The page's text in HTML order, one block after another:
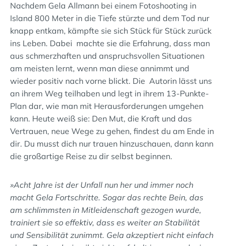
Nachdem Gela Allmann bei einem Fotoshooting in
Island 800 Meter in die Tiefe stürzte und dem Tod nur
knapp entkam, kämpfte sie sich Stück für Stück zurück
ins Leben. Dabei machte sie die Erfahrung, dass man
aus schmerzhaften und anspruchsvollen Situationen
am meisten lernt, wenn man diese annimmt und
wieder positiv nach vorne blickt. Die Autorin lässt uns
an ihrem Weg teilhaben und legt in ihrem 13-Punkte-
Plan dar, wie man mit Herausforderungen umgehen
kann. Heute weiß sie: Den Mut, die Kraft und das
Vertrauen, neue Wege zu gehen, findest du am Ende in
dir. Du musst dich nur trauen hinzuschauen, dann kann
die großartige Reise zu dir selbst beginnen.
»Acht Jahre ist der Unfall nun her und immer noch
macht Gela Fortschritte. Sogar das rechte Bein, das
am schlimmsten in Mitleidenschaft gezogen wurde,
trainiert sie so effektiv, dass es weiter an Stabilität
und Sensibilität zunimmt. Gela akzeptiert nicht einfach